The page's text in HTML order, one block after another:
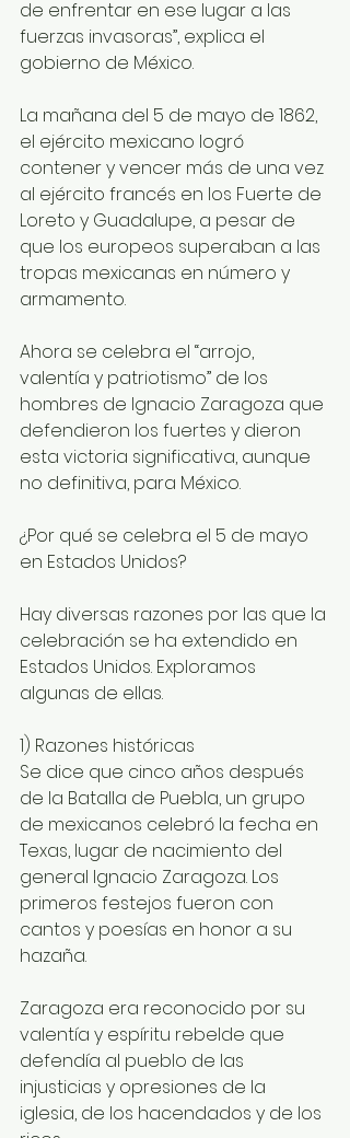
de enfrentar en ese lugar a las
fuerzas invasoras”, explica el
gobierno de México.
La mañana del 5 de mayo de 1862,
el ejército mexicano logró
contener y vencer más de una vez
al ejército francés en los Fuerte de
Loreto y Guadalupe, a pesar de
que los europeos superaban a las
tropas mexicanas en número y
armamento.
Ahora se celebra el “arrojo,
valentía y patriotismo” de los
hombres de Ignacio Zaragoza que
defendieron los fuertes y dieron
esta victoria significativa, aunque
no definitiva, para México.
¿Por qué se celebra el 5 de mayo
en Estados Unidos?
Hay diversas razones por las que la
celebración se ha extendido en
Estados Unidos. Exploramos
algunas de ellas.
1) Razones históricas
Se dice que cinco años después
de la Batalla de Puebla, un grupo
de mexicanos celebró la fecha en
Texas, lugar de nacimiento del
general Ignacio Zaragoza. Los
primeros festejos fueron con
cantos y poesías en honor a su
hazaña.
Zaragoza era reconocido por su
valentía y espíritu rebelde que
defendía al pueblo de las
injusticias y opresiones de la
iglesia, de los hacendados y de los